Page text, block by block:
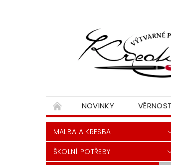
NOVINKY
MALBA A KRESBA
ŠKOLNÍ POTŘEBY